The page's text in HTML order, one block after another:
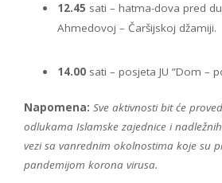
12.45 sati – hatma-dova pred
Ahmedovoj – Čaršijskoj džamiji.
14.00 sati – posjeta JU ”Dom –
Napomena: Sve aktivnosti bit će
odlukama Islamske zajednice i
vezi sa vanrednim okolnostima koje su
pandemijom korona virusa.